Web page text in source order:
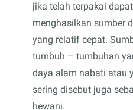
jika telah terpakai
menghasilkan sumber
yang relatif cepat.
tumbuh – tumbuhan
daya alam nabati atau
sering disebut juga
hewani.